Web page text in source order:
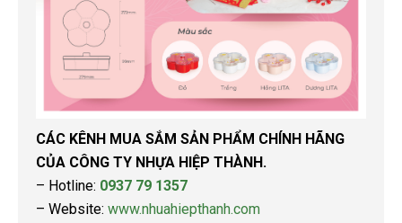
CÁC KÊNH MUA SẮM SẢN PHẨM CHÍNH HÃNG
CỦA CÔNG TY NHỰA HIỆP THÀNH.
– Hotline: 0937 79 1357
– Website: www.nhuahiepthanh.com